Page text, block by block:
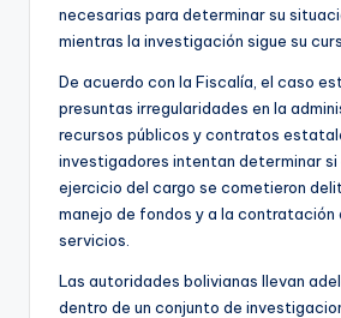
necesarias para determinar su
mientras la investigación sigue su
De acuerdo con la Fiscalía, el caso
presuntas irregularidades en la
recursos públicos y contratos
investigadores intentan determinar si
ejercicio del cargo se cometieron
manejo de fondos y a la contratación
servicios.
Las autoridades bolivianas llevan
dentro de un conjunto de